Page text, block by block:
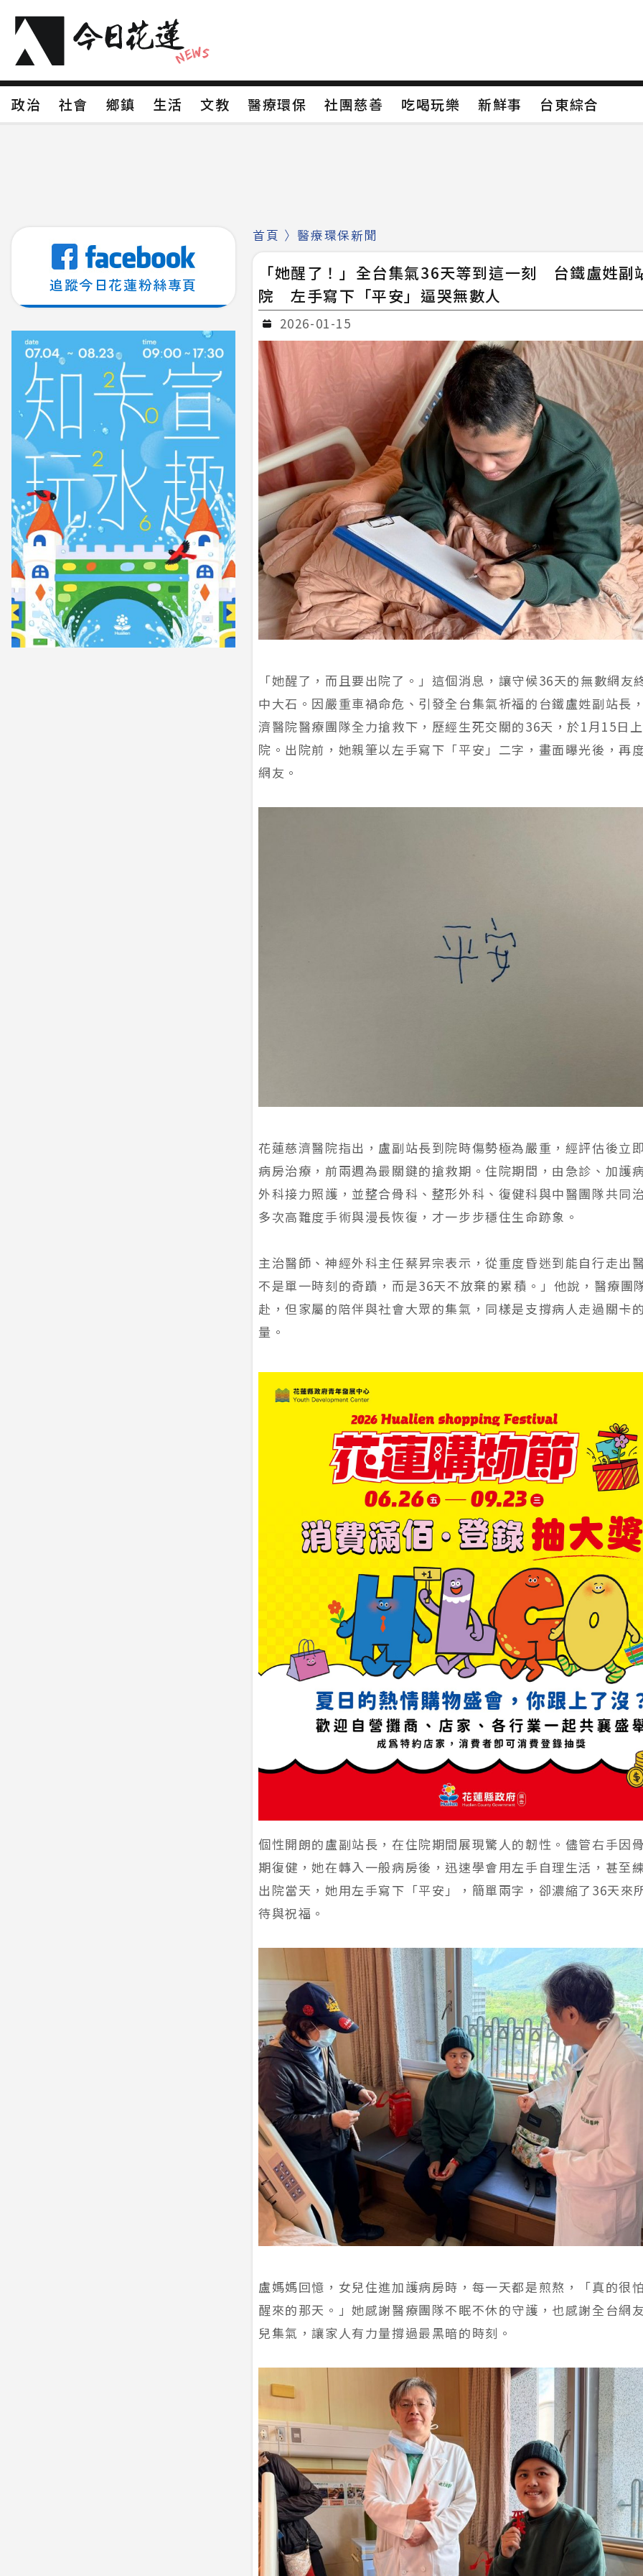
政治 社會 鄉鎮 生活 文教 醫療環保 社團慈善 吃喝玩樂 新鮮事
台東綜合
追蹤今日花蓮粉絲專頁
首頁 〉 醫療環保新聞
「她醒了！」全台集氣36天等到這一刻 台鐵盧姓副
院 左手寫下「平安」逼哭無數人
2026-01-15
「她醒了，而且要出院了。」這個消息，讓守候36天的無數網友
中大石。因嚴重車禍命危、引發全台集氣祈福的台鐵盧姓副站長
濟醫院醫療團隊全力搶救下，歷經生死交關的36天，於1月15日
院。出院前，她親筆以左手寫下「平安」二字，畫面曝光後，再
網友。
花蓮慈濟醫院指出，盧副站長到院時傷勢極為嚴重，經評估後立
病房治療，前兩週為最關鍵的搶救期。住院期間，由急診、加護
外科接力照護，並整合骨科、整形外科、復健科與中醫團隊共同
多次高難度手術與漫長恢復，才一步步穩住生命跡象。
主治醫師、神經外科主任蔡昇宗表示，從重度昏迷到能自行走出
不是單一時刻的奇蹟，而是36天不放棄的累積。」他說，醫療團
赴，但家屬的陪伴與社會大眾的集氣，同樣是支撐病人走過關卡
量。
個性開朗的盧副站長，在住院期間展現驚人的韌性。儘管右手因
期復健，她在轉入一般病房後，迅速學會用左手自理生活，甚至
出院當天，她用左手寫下「平安」，簡單兩字，卻濃縮了36天來
待與祝福。
盧媽媽回憶，女兒住進加護病房時，每一天都是煎熬，「真的很
醒來的那天。」她感謝醫療團隊不眠不休的守護，也感謝全台網
兒集氣，讓家人有力量撐過最黑暗的時刻。
政治 社會 鄉鎮 生活 文教 醫療環保 社團慈善 吃喝玩樂 新鮮事 台東綜合